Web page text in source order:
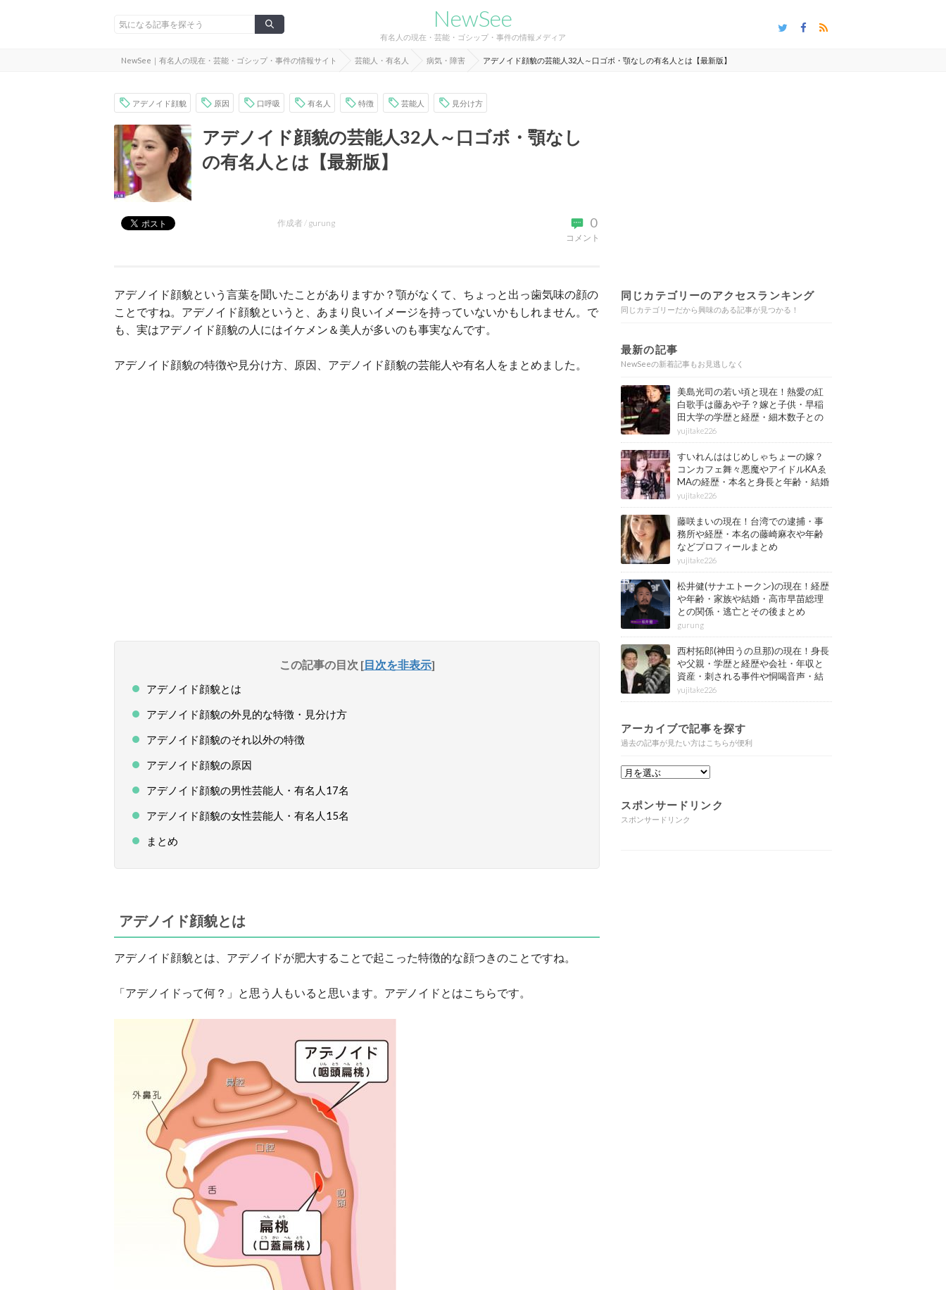
NewSee
有名人の現在・芸能・ゴシップ・事件の情報メディア
NewSee｜有名人の現在・芸能・ゴシップ・事件の情報サイト 芸能人・有名人 病気・障害 アデノイド顔貌の芸能人32人～口ゴボ・顎なしの有名人とは【最新版】
アデノイド顔貌 原因 口呼吸 有名人 特徴 芸能人 見分け方
アデノイド顔貌の芸能人32人～口ゴボ・顎なし
の有名人とは【最新版】
0
コメント
作成者 / gurung
アデノイド顔貌という言葉を聞いたことがありますか？顎がなくて、ちょっと出っ歯気味の顔の
ことですね。アデノイド顔貌というと、あまり良いイメージを持っていないかもしれません。で
も、実はアデノイド顔貌の人にはイケメン＆美人が多いのも事実なんです。
アデノイド顔貌の特徴や見分け方、原因、アデノイド顔貌の芸能人や有名人をまとめました。
この記事の目次 [目次を非表示]
アデノイド顔貌とは
アデノイド顔貌の外見的な特徴・見分け方
アデノイド顔貌のそれ以外の特徴
アデノイド顔貌の原因
アデノイド顔貌の男性芸能人・有名人17名
アデノイド顔貌の女性芸能人・有名人15名
まとめ
アデノイド顔貌とは
アデノイド顔貌とは、アデノイドが肥大することで起こった特徴的な顔つきのことですね。
「アデノイドって何？」と思う人もいると思います。アデノイドとはこちらです。
同じカテゴリーのアクセスランキング
同じカテゴリーだから興味のある記事が見つかる！
最新の記事
NewSeeの新着記事もお見逃しなく
美島光司の若い頃と現在！熱愛の紅
白歌手は藤あや子？嫁と子供・早稲
田大学の学歴と経歴・細木数子との
確執もまとめ
yujitake226
すいれんははじめしゃちょーの嫁？
コンカフェ舞々悪魔やアイドルKAゑ
MAの経歴・本名と身長と年齢・結婚
情報もまとめ
yujitake226
藤咲まいの現在！台湾での逮捕・事
務所や経歴・本名の藤崎麻衣や年齢
などプロフィールまとめ
yujitake226
松井健(サナエトークン)の現在！経歴
や年齢・家族や結婚・高市早苗総理
との関係・逃亡とその後まとめ
gurung
西村拓郎(神田うの旦那)の現在！身長
や父親・学歴と経歴や会社・年収と
資産・刺される事件や恫喝音声・結
婚と子供や自宅・脳梗塞の病気もま
とめ
yujitake226
アーカイブで記事を探す
過去の記事が見たい方はこちらが便利
スポンサードリンク
スポンサードリンク